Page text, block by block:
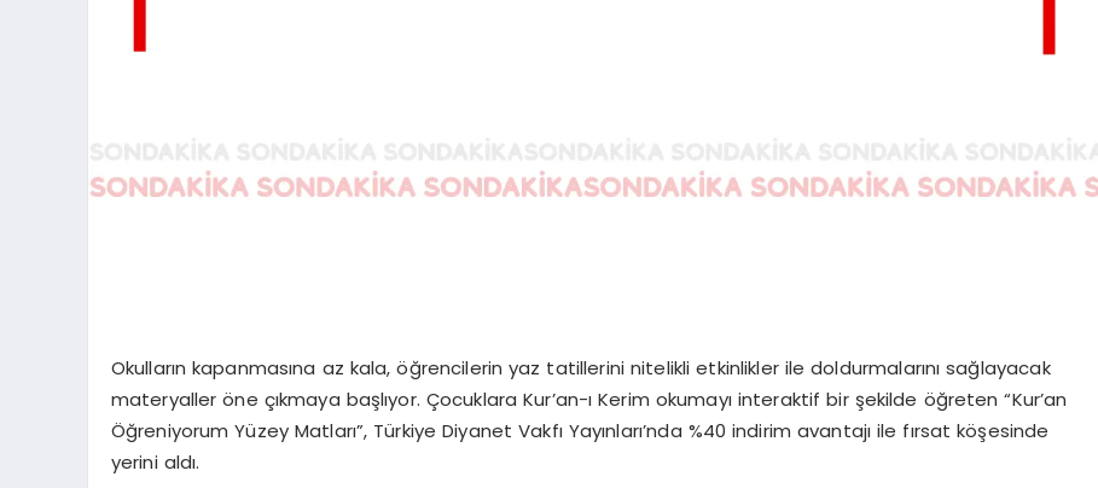
Okulların kapanmasına az kala, öğrencilerin yaz tatillerini nitelikli etkinlikler ile doldurmalarını sağlayacak
materyaller öne çıkmaya başlıyor. Çocuklara Kur’an-ı Kerim okumayı interaktif bir şekilde öğreten “Kur’an
Öğreniyorum Yüzey Matları”, Türkiye Diyanet Vakfı Yayınları’nda %40 indirim avantajı ile fırsat köşesinde
yerini aldı.